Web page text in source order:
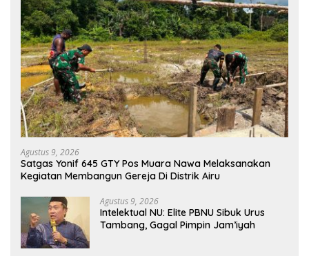
Agustus 9, 2026
Satgas Yonif 645 GTY Pos Muara Nawa Melaksanakan
Kegiatan Membangun Gereja Di Distrik Airu
Agustus 9, 2026
Intelektual NU: Elite PBNU Sibuk Urus
Tambang, Gagal Pimpin Jam’iyah